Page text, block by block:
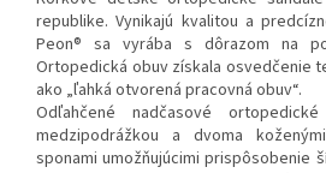
republike. Vynikajú kvalitou a
Peon® sa vyrába s dôrazom na
Ortopedická obuv získala osvedčenie
ako „ľahká otvorená pracovná obuv“.
Odľahčené nadčasové
medzipodrážkou a dvoma
sponami umožňujúcimi prispôsobenie